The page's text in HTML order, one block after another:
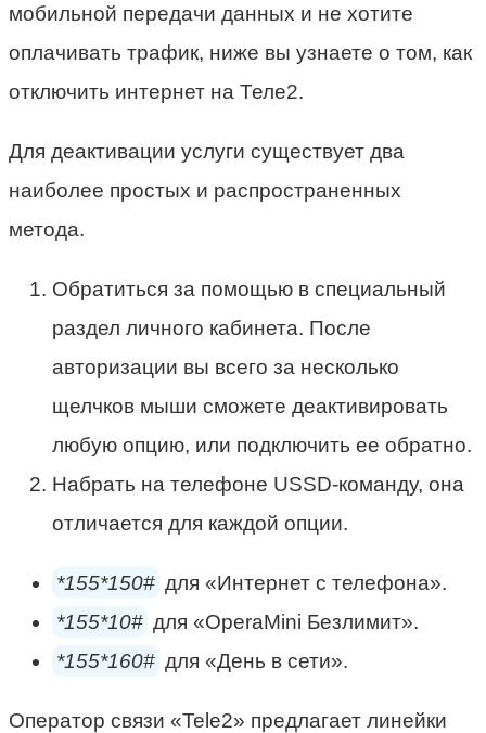
мобильной передачи данных и не хотите
оплачивать трафик, ниже вы узнаете о том, как
отключить интернет на Теле2.
Для деактивации услуги существует два
наиболее простых и распространенных
метода.
Обратиться за помощью в специальный
раздел личного кабинета. После
авторизации вы всего за несколько
щелчков мыши сможете деактивировать
любую опцию, или подключить ее обратно.
Набрать на телефоне USSD-команду, она
отличается для каждой опции.
*155*150# для «Интернет с телефона».
*155*10# для «OperaMini Безлимит».
*155*160# для «День в сети».
Оператор связи «Tele2» предлагает линейки